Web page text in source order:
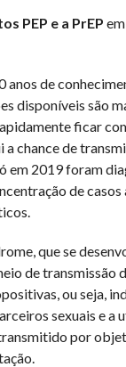
PEP e a PrEP
de
disponíveis são
ficar
chance de
em 2019 foram
de
que se
de transmissão
ou seja,
sexuais e
por